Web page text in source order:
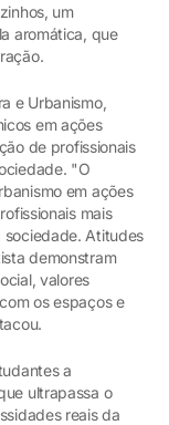
um
aromática, que
e Urbanismo,
em ações
de profissionais
"O
em ações
mais
sociedade. Atitudes
demonstram
valores
os espaços e
a
ultrapassa o
reais da